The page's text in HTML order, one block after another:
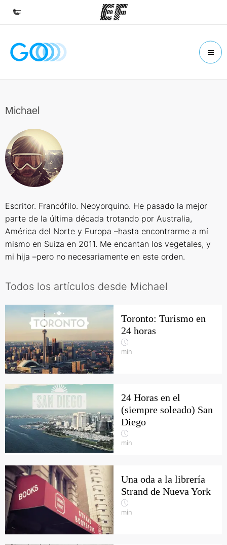
Inicio
Encuentra una oficina
Sobre nosotros
Quiénes somos
Michael
Escritor. Francófilo. Neoyorquino. He pasado la mejor
parte de la última década trotando por Australia,
América del Norte y Europa –hasta encontrarme a mí
mismo en Suiza en 2011. Me encantan los vegetales, y
mi hija –pero no necesariamente en este orden.
Todos los artículos desde Michael
Toronto: Turismo en
24 horas
min
24 Horas en el
(siempre soleado) San
Diego
min
Una oda a la librería
Strand de Nueva York
min